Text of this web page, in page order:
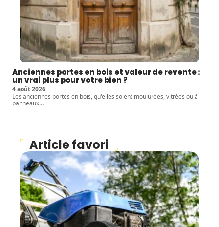
Anciennes portes en bois et valeur de revente :
un vrai plus pour votre bien ?
4 août 2026
Les anciennes portes en bois, qu'elles soient moulurées, vitrées ou à
panneaux…
Article favori